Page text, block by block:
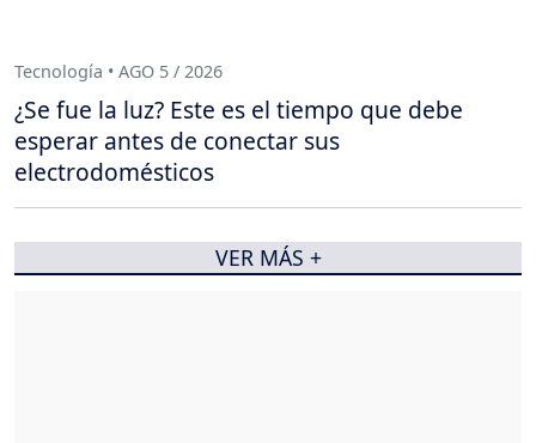
Tecnología • AGO 5 / 2026
¿Se fue la luz? Este es el tiempo que debe
esperar antes de conectar sus
electrodomésticos
VER MÁS +